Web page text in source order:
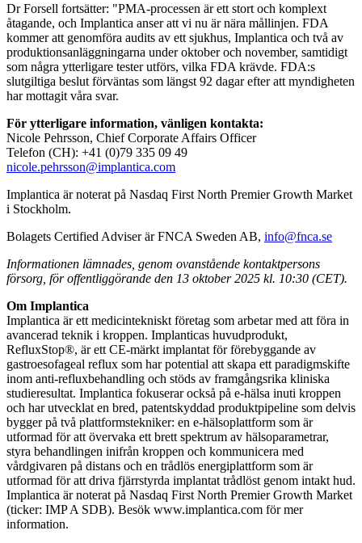
Dr Forsell fortsätter: "PMA-processen är ett stort och komplext
åtagande, och Implantica anser att vi nu är nära mållinjen. FDA
kommer att genomföra audits av ett sjukhus, Implantica och två av
produktionsanläggningarna under oktober och november, samtidigt
som några ytterligare tester utförs, vilka FDA krävde. FDA:s
slutgiltiga beslut förväntas som längst 92 dagar efter att myndigheten
har mottagit våra svar.
För ytterligare information, vänligen kontakta:
Nicole Pehrsson, Chief Corporate Affairs Officer
Telefon (CH): +41 (0)79 335 09 49
nicole.pehrsson@implantica.com
Implantica är noterat på Nasdaq First North Premier Growth Market
i Stockholm.
Bolagets Certified Adviser är FNCA Sweden AB, info@fnca.se
Informationen lämnades, genom ovanstående kontaktpersons
försorg, för offentliggörande den 13 oktober 2025 kl. 10:30 (CET).
Om Implantica
Implantica är ett medicintekniskt företag som arbetar med att föra in
avancerad teknik i kroppen. Implanticas huvudprodukt,
RefluxStop®, är ett CE-märkt implantat för förebyggande av
gastroesofageal reflux som har potential att skapa ett paradigmskifte
inom anti-refluxbehandling och stöds av framgångsrika kliniska
studieresultat. Implantica fokuserar också på e-hälsa inuti kroppen
och har utvecklat en bred, patentskyddad produktpipeline som delvis
bygger på två plattformstekniker: en e-hälsoplattform som är
utformad för att övervaka ett brett spektrum av hälsoparametrar,
styra behandlingen inifrån kroppen och kommunicera med
vårdgivaren på distans och en trådlös energiplattform som är
utformad för att driva fjärrstyrda implantat trådlöst genom intakt hud.
Implantica är noterat på Nasdaq First North Premier Growth Market
(ticker: IMP A SDB). Besök www.implantica.com för mer
information.